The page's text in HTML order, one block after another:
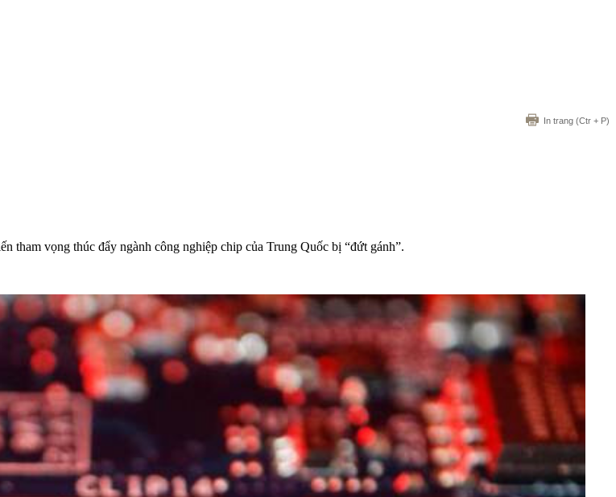
In trang (Ctr + P)
tham vọng thúc đẩy ngành công nghiệp chip của Trung Quốc bị “đứt gánh”.